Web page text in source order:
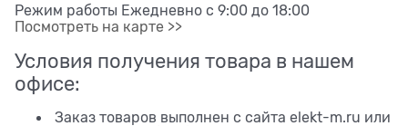
Режим работы Ежедневно с 9:00 до 18:00
Посмотреть на карте >>
Условия получения товара в нашем
офисе:
Заказ товаров выполнен с сайта elekt-m.ru или